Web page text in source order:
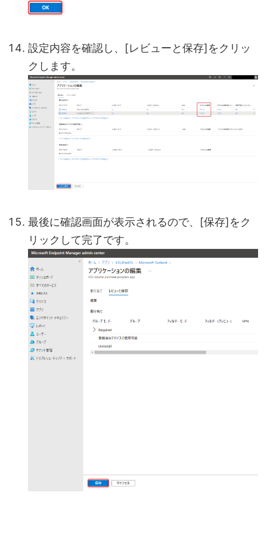
設定内容を確認し、[レビューと保存]をクリッ
クします。
最後に確認画面が表示されるので、[保存]をク
リックして完了です。